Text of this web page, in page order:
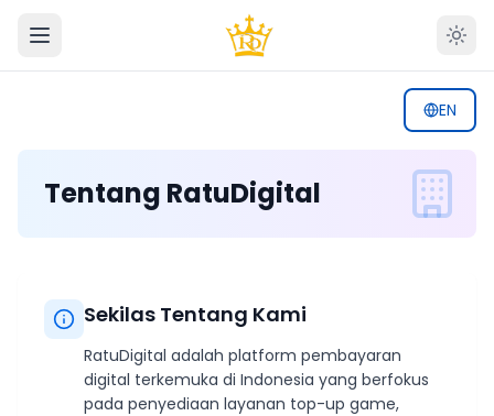
EN
Tentang RatuDigital
Sekilas Tentang Kami
RatuDigital adalah platform pembayaran
digital terkemuka di Indonesia yang berfokus
pada penyediaan layanan top-up game,